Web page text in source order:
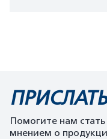
Помогите нам
мнением о